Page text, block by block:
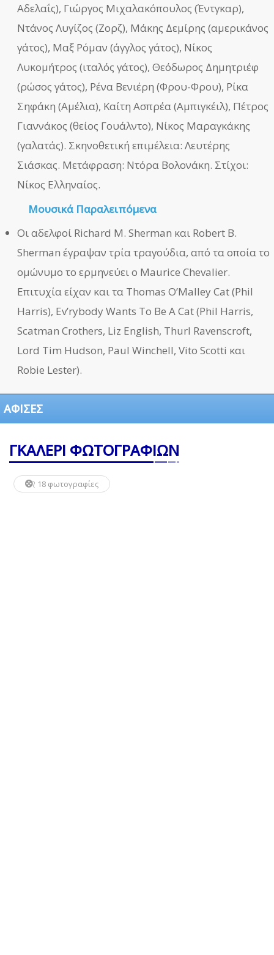
Αδελαΐς), Γιώργος Μιχαλακόπουλος (Έντγκαρ),
Ντάνος Λυγίζος (Ζορζ), Μάκης Δεμίρης (αμερικάνος
γάτος), Μαξ Ρόμαν (άγγλος γάτος), Νίκος
Λυκομήτρος (ιταλός γάτος), Θεόδωρος Δημητριέφ
(ρώσος γάτος), Ρένα Βενιέρη (Φρου-Φρου), Ρίκα
Σηφάκη (Αμέλια), Καίτη Ασπρέα (Αμπιγκέιλ), Πέτρος
Γιαννάκος (θείος Γουάλντο), Νίκος Μαραγκάκης
(γαλατάς). Σκηνοθετική επιμέλεια: Λευτέρης
Σιάσκας. Μετάφραση: Ντόρα Βολονάκη. Στίχοι:
Νίκος Ελληναίος.
Μουσικά Παραλειπόμενα
Οι αδελφοί Richard M. Sherman και Robert B.
Sherman έγραψαν τρία τραγούδια, από τα οποία το
ομώνυμο το ερμηνεύει ο Maurice Chevalier.
Επιτυχία είχαν και τα Thomas O’Malley Cat (Phil
Harris), Ev’rybody Wants To Be A Cat (Phil Harris,
Scatman Crothers, Liz English, Thurl Ravenscroft,
Lord Tim Hudson, Paul Winchell, Vito Scotti και
Robie Lester).
ΑΦΙΣΕΣ
ΓΚΑΛΕΡΙ ΦΩΤΟΓΡΑΦΙΩΝ
18 φωτογραφίες